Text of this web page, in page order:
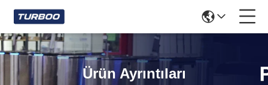
Ürün Ayrıntıları